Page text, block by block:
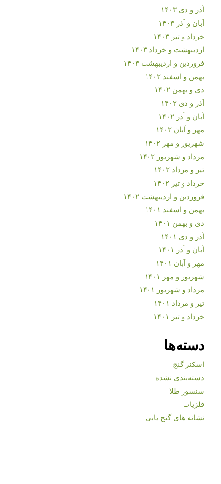
آذر و دی ۱۴۰۳
آبان و آذر ۱۴۰۳
خرداد و تیر ۱۴۰۳
اردیبهشت و خرداد ۱۴۰۳
فروردین و اردیبهشت ۱۴۰۳
بهمن و اسفند ۱۴۰۲
دی و بهمن ۱۴۰۲
آذر و دی ۱۴۰۲
آبان و آذر ۱۴۰۲
مهر و آبان ۱۴۰۲
شهریور و مهر ۱۴۰۲
مرداد و شهریور ۱۴۰۲
تیر و مرداد ۱۴۰۲
خرداد و تیر ۱۴۰۲
فروردین و اردیبهشت ۱۴۰۲
بهمن و اسفند ۱۴۰۱
دی و بهمن ۱۴۰۱
آذر و دی ۱۴۰۱
آبان و آذر ۱۴۰۱
مهر و آبان ۱۴۰۱
شهریور و مهر ۱۴۰۱
مرداد و شهریور ۱۴۰۱
تیر و مرداد ۱۴۰۱
خرداد و تیر ۱۴۰۱
دسته‌ها
اسکنر گنج
دسته‌بندی نشده
سنسور طلا
فلزیاب
نشانه های گنج یابی